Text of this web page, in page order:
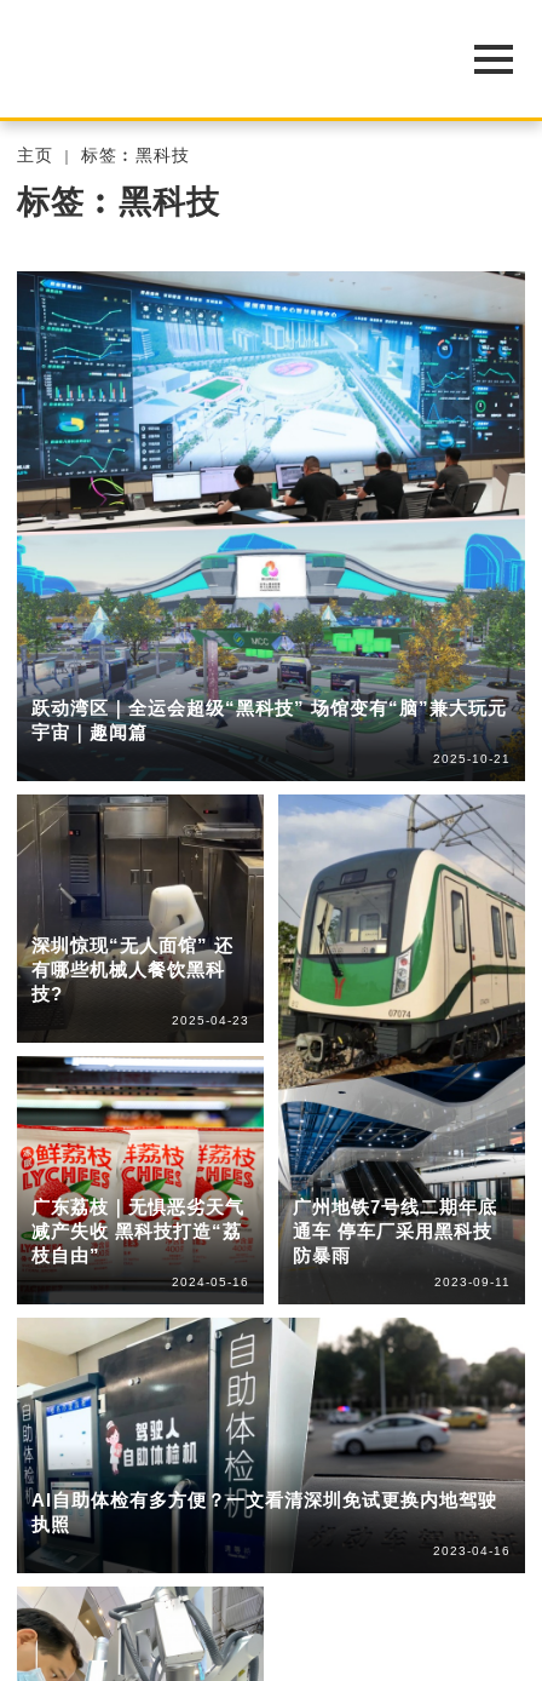
主页 标签︰黑科技
标签︰黑科技
跃动湾区｜全运会超级“黑科技” 场馆变有“脑”兼大玩元
宇宙｜趣闻篇
2025-10-21
深圳惊现“无人面馆” 还
有哪些机械人餐饮黑科
技?
2025-04-23
广东荔枝｜无惧恶劣天气
减产失收 黑科技打造“荔
枝自由”
2024-05-16
广州地铁7号线二期年底
通车 停车厂采用黑科技
防暴雨
2023-09-11
AI自助体检有多方便？一文看清深圳免试更换内地驾驶
执照
2023-04-16